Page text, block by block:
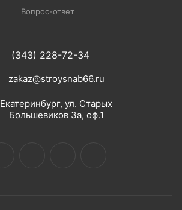
Вопрос-ответ
(343) 228-72-34
zakaz@stroysnab66.ru
Екатеринбург, ул. Старых
Большевиков 3а, оф.1